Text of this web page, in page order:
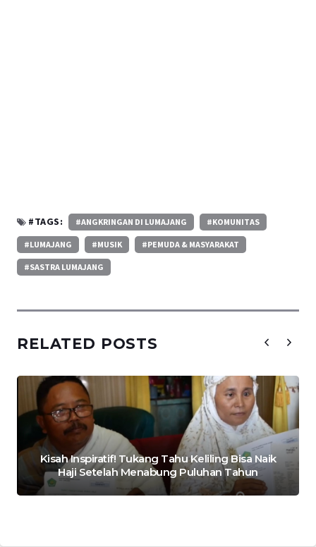
#TAGS: #ANGKRINGAN DI LUMAJANG #KOMUNITAS
#LUMAJANG #MUSIK #PEMUDA & MASYARAKAT
#SASTRA LUMAJANG
RELATED POSTS
Kisah Inspiratif! Tukang Tahu Keliling Bisa Naik
Haji Setelah Menabung Puluhan Tahun